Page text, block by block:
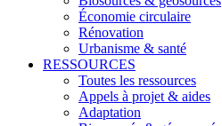
Économie circulaire
Rénovation
Urbanisme & santé
RESSOURCES
Toutes les ressources
Appels à projet & aides
Adaptation